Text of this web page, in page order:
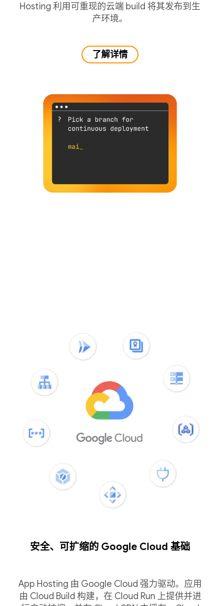
Hosting 利用可重现的云端 build 将其发布到生
产环境。
了解详情
安全、可扩缩的 Google Cloud 基础
App Hosting 由 Google Cloud 强力驱动。应用
由 Cloud Build 构建，在 Cloud Run 上提供并进